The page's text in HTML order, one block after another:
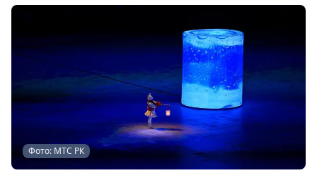
Фото: МТС РК